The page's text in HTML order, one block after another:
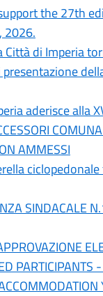
the 27th
2026.
Città di Imperia
presentazione
aderisce alla
AMMESSI
SINDACALE
PARTICIPANTS